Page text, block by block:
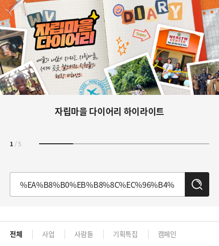
자립마을 다이어리 하이라이트
1/5
전체 사업 사람들 기획특집 캠페인